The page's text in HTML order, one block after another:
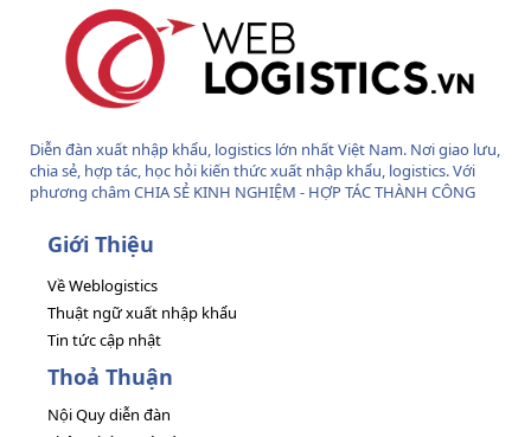
Diễn đàn xuất nhập khẩu, logistics lớn nhất Việt Nam. Nơi giao lưu,
chia sẻ, hợp tác, học hỏi kiến thức xuất nhập khẩu, logistics. Với
phương châm CHIA SẺ KINH NGHIỆM - HỢP TÁC THÀNH CÔNG
Giới Thiệu
Về Weblogistics
Thuật ngữ xuất nhập khẩu
Tin tức cập nhật
Thoả Thuận
Nội Quy diễn đàn